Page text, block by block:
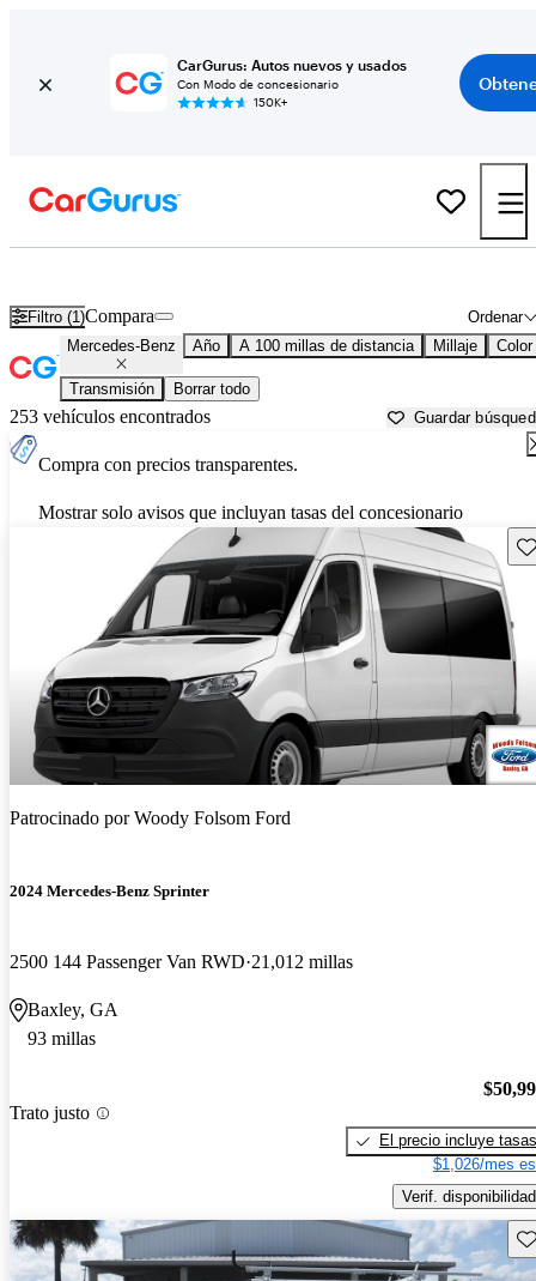
CarGurus: Autos nuevos y usados
Con Modo de concesionario
150K+
Filtro (1) Ordenar
Compara
Mercedes-Benz Año A 100 millas de distancia Millaje Color
Transmisión Borrar todo
253 vehículos encontrados Guardar
Compra con precios transparentes.
Mostrar solo avisos que incluyan tasas del concesionario
Patrocinado porWoody Folsom Ford
2024 Mercedes-Benz Sprinter
2500 144 Passenger Van RWD 21,012 millas
Baxley, GA
93 millas
Trato justo
El precio incluye tasas
$1,026/mes
Verif. disponibilidad